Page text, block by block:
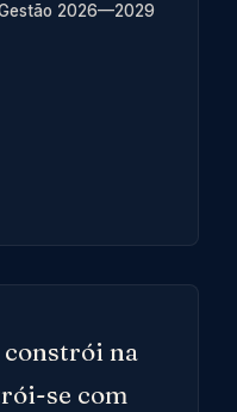
Gestão 2026—2029
constrói na
se com